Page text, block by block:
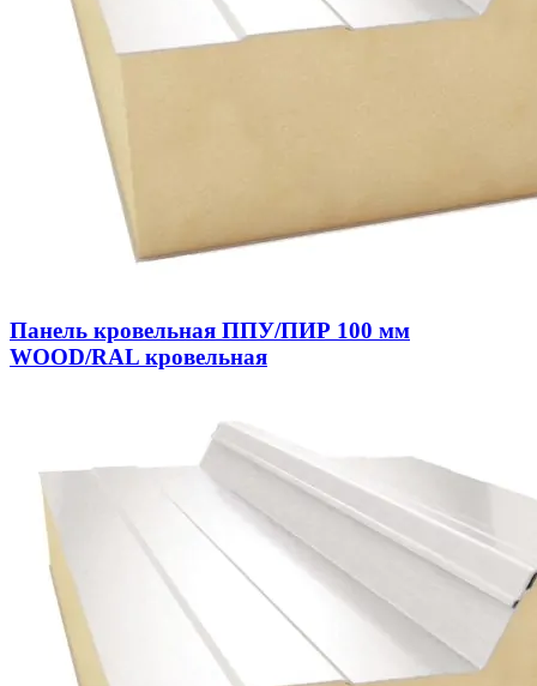
Панель кровельная ППУ/ПИР 100 мм
WOOD/RAL кровельная